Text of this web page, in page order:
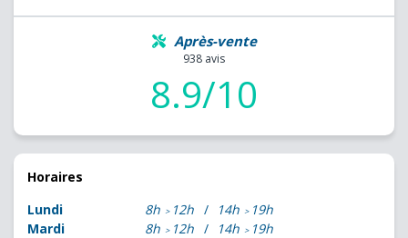
Après-vente
938 avis
8.9/10
Horaires
Lundi
8h 12h 14h
19h
Mardi
8h 12h 14h
19h